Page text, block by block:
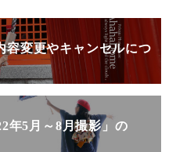
容変更やキャンセルにつ
年5月～8月撮影」の